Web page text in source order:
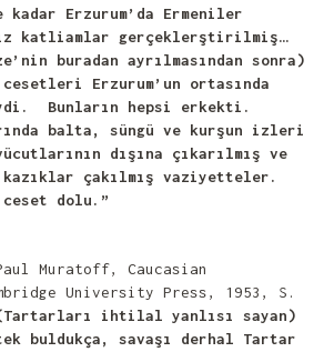
kadar Erzurum’da Ermeniler
katliamlar gerçeklerştirilmiş…
buradan ayrılmasından sonra)
cesetleri Erzurum’un ortasında
Bunların hepsi erkekti.
balta, süngü ve kurşun izleri
dışına çıkarılmış ve
çakılmış vaziyetteler.
dolu.”
Muratoff, Caucasian
University Press, 1953, S.
ihtilal yanlısı sayan)
buldukça, savaşı derhal Tartar